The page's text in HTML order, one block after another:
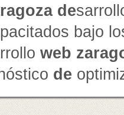
de
bajo
web
de